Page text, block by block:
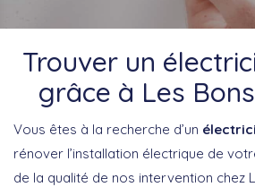
Trouver un
grâce à Les
Vous êtes à la recherche d’un
rénover l’installation électrique de
de la qualité de nos intervention chez